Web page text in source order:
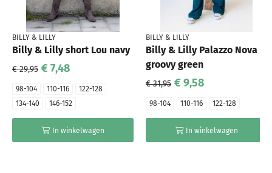
BILLY & LILLY
Billy & Lilly short Lou navy
€ 29,95 € 7,48
98-104 110-116
122-128
134-140
146-152
In winkelwagen
BILLY & LILLY
Billy & Lilly Palazzo Nova
groovy green
€ 31,95 € 9,58
98-104 110-116 122-128
In winkelwagen